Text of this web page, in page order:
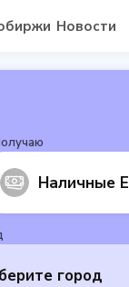
Новости
Наличные
город